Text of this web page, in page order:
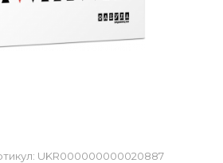
UKR000000000020887